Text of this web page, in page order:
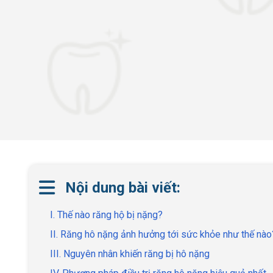
Nội dung bài viết:
I. Thế nào răng hộ bị nặng?
II. Răng hô nặng ảnh hưởng tới sức khỏe như thế
III. Nguyên nhân khiến răng bị hô nặng